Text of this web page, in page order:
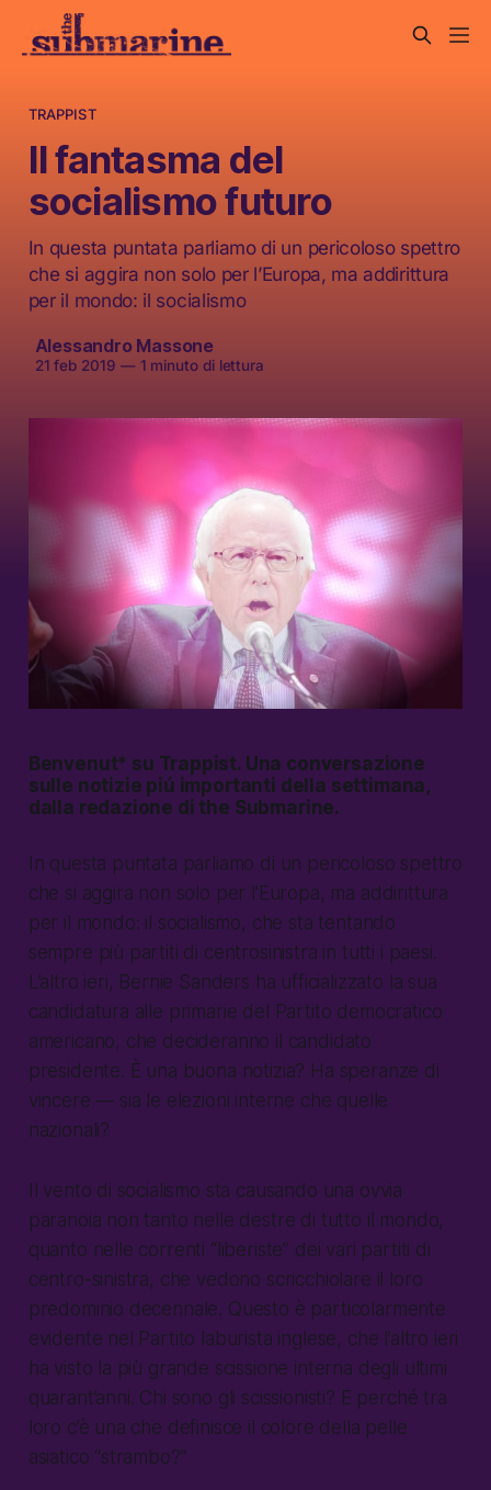
TRAPPIST
Il fantasma del
socialismo futuro
In questa puntata parliamo di un pericoloso spettro
che si aggira non solo per l’Europa, ma addirittura
per il mondo: il socialismo
Alessandro Massone
21 feb 2019 —1 minuto di lettura
Benvenut* su Trappist. Una conversazione
sulle notizie piú importanti della settimana,
dalla redazione di the Submarine.
In questa puntata parliamo di un pericoloso spettro
che si aggira non solo per l’Europa, ma addirittura
per il mondo: il socialismo, che sta tentando
sempre più partiti di centrosinistra in tutti i paesi.
L’altro ieri, Bernie Sanders ha ufficializzato la sua
candidatura alle primarie del Partito democratico
americano, che decideranno il candidato
presidente. È una buona notizia? Ha speranze di
vincere — sia le elezioni interne che quelle
nazionali?
Il vento di socialismo sta causando una ovvia
paranoia non tanto nelle destre di tutto il mondo,
quanto nelle correnti “liberiste” dei vari partiti di
centro-sinistra, che vedono scricchiolare il loro
predominio decennale. Questo è particolarmente
evidente nel Partito laburista inglese, che l’altro ieri
ha visto la più grande scissione interna degli ultimi
quarant’anni. Chi sono gli scissionisti? E perché tra
loro c’è una che definisce il colore della pelle
asiatico “strambo?”